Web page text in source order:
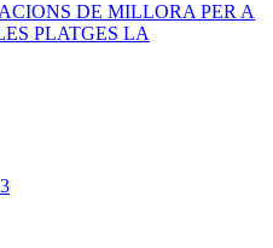
DE MILLORA PER A
PLATGES LA